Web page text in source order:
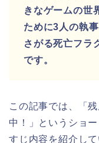
きなゲームの世
ために3人の執
さがる死亡フラ
です。
この記事では、「
中！」 と いうショ
すじ内容を紹介して